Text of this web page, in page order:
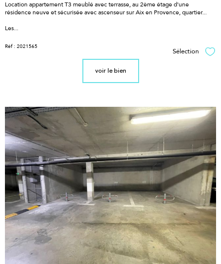
Location appartement T3 meublé avec terrasse, au 2ème étage d'une
résidence neuve et sécurisée avec ascenseur sur Aix en Provence, quartier...
Les...
Réf : 2021565
Sélection
voir le bien